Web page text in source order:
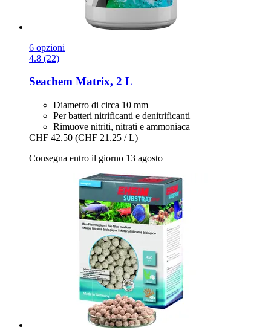
6 opzioni
4.8 (22)
Seachem Matrix, 2 L
Diametro di circa 10 mm
Per batteri nitrificanti e denitrificanti
Rimuove nitriti, nitrati e ammoniaca
CHF 42.50 (CHF 21.25 / L)
Consegna entro il giorno 13 agosto